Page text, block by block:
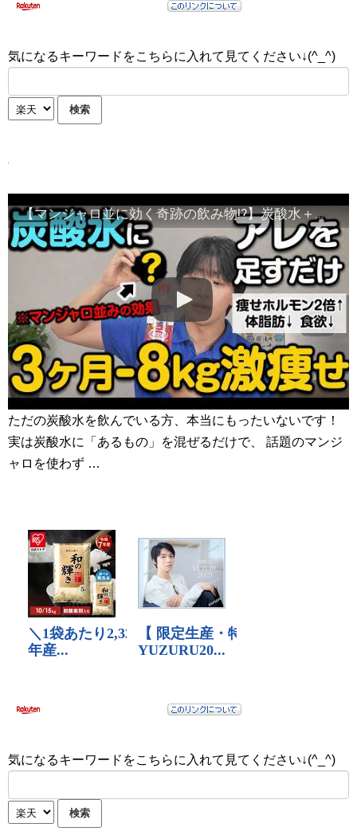
気になるキーワードをこちらに入れて見てください↓(^_^)
【マンジャロ並に効く奇跡の飲み物!?】炭酸水＋〇〇〇で痩せホルモンが2倍!! 40代50代でも夏までに体脂肪がみるみる落ちる神食材TOP5
ただの炭酸水を飲んでいる方、本当にもったいないです！
実は炭酸水に「あるもの」を混ぜるだけで、 話題のマンジ
ャロを使わず …
気になるキーワードをこちらに入れて見てください↓(^_^)